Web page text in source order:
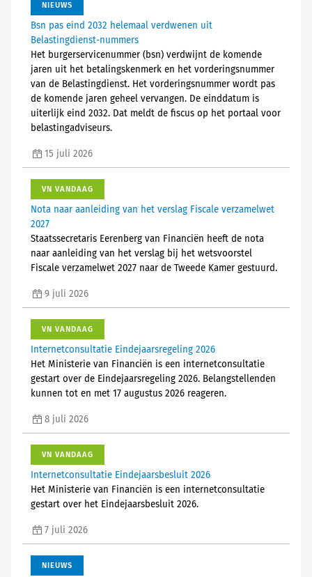
NIEUWS
Bsn pas eind 2032 helemaal verdwenen uit
Belastingdienst-nummers
Het burgerservicenummer (bsn) verdwijnt de komende
jaren uit het betalingskenmerk en het vorderingsnummer
van de Belastingdienst. Het vorderingsnummer wordt pas
de komende jaren geheel vervangen. De einddatum is
uiterlijk eind 2032. Dat meldt de fiscus op het portaal voor
belastingadviseurs.
15 juli 2026
VN VANDAAG
Nota naar aanleiding van het verslag Fiscale verzamelwet
2027
Staatssecretaris Eerenberg van Financiën heeft de nota
naar aanleiding van het verslag bij het wetsvoorstel
Fiscale verzamelwet 2027 naar de Tweede Kamer gestuurd.
9 juli 2026
VN VANDAAG
Internetconsultatie Eindejaarsregeling 2026
Het Ministerie van Financiën is een internetconsultatie
gestart over de Eindejaarsregeling 2026. Belangstellenden
kunnen tot en met 17 augustus 2026 reageren.
8 juli 2026
VN VANDAAG
Internetconsultatie Eindejaarsbesluit 2026
Het Ministerie van Financiën is een internetconsultatie
gestart over het Eindejaarsbesluit 2026.
7 juli 2026
NIEUWS